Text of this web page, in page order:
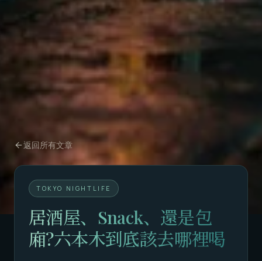
返回所有文章
TOKYO NIGHTLIFE
居酒屋、Snack、還是包
廂?六本木到底該去哪裡喝